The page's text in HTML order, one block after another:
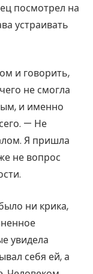
посмотрел на
устраивать
и говорить,
не смогла
и именно
— Не
Я пришла
не вопрос
ни крика,
увидела
себя ей, а